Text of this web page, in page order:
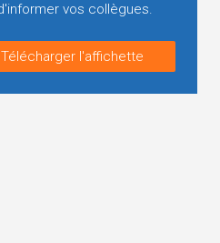
vos collègues.
Télécharger l'affichette